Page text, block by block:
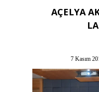
AÇELYA
7 Kasım